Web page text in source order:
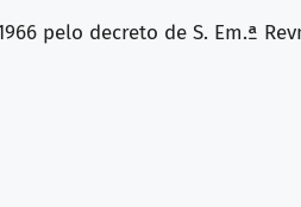
pelo decreto de S. Em.ª